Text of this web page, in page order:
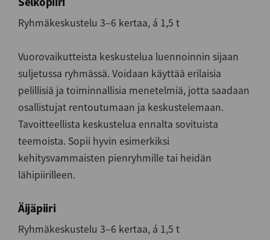
Ryhmäkeskustelu 3‒6 kertaa, á 1,5 t
Vuorovaikutteista keskustelua luennoinnin sijaan
suljetussa ryhmässä. Voidaan käyttää erilaisia
pelillisiä ja toiminnallisia menetelmiä, jotta saadaan
osallistujat rentoutumaan ja keskustelemaan.
Tavoitteellista keskustelua ennalta sovituista
teemoista. Sopii hyvin esimerkiksi
kehitysvammaisten pienryhmille tai heidän
lähipiirilleen.
Äijäpiiri
Ryhmäkeskustelu 3‒6 kertaa, á 1,5 t